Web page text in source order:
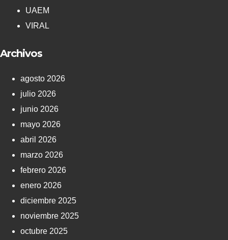
UAEM
VIRAL
Archivos
agosto 2026
julio 2026
junio 2026
mayo 2026
abril 2026
marzo 2026
febrero 2026
enero 2026
diciembre 2025
noviembre 2025
octubre 2025